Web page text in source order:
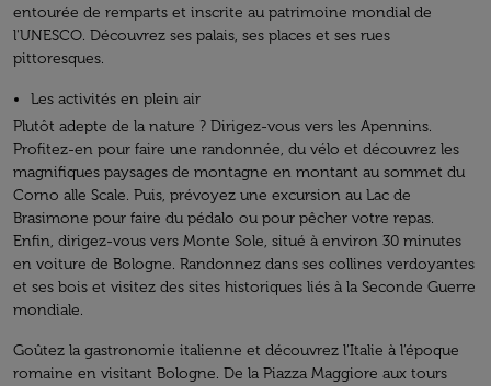
entourée de remparts et inscrite au patrimoine mondial de
l'UNESCO. Découvrez ses palais, ses places et ses rues
pittoresques.
Les activités en plein air
Plutôt adepte de la nature ? Dirigez-vous vers les Apennins.
Profitez-en pour faire une randonnée, du vélo et découvrez les
magnifiques paysages de montagne en montant au sommet du
Corno alle Scale. Puis, prévoyez une excursion au Lac de
Brasimone pour faire du pédalo ou pour pêcher votre repas.
Enfin, dirigez-vous vers Monte Sole, situé à environ 30 minutes
en voiture de Bologne. Randonnez dans ses collines verdoyantes
et ses bois et visitez des sites historiques liés à la Seconde Guerre
mondiale.
Goûtez la gastronomie italienne et découvrez l’Italie à l’époque
romaine en visitant Bologne. De la Piazza Maggiore aux tours